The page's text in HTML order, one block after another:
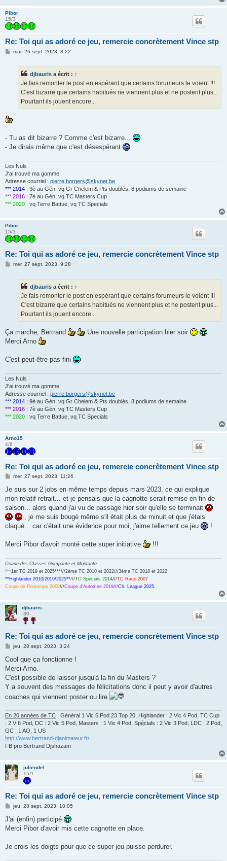
Pibor
15/3
Re: Toi qui as adoré ce jeu, remercie concrètement Vince stp
Mmar. 26 sept. 2023, 8:22
djbauris a écrit : ↑
Je fais remonter le post en espérant que certains forumeurs le voient !!!
C'est bizarre que certains habitués ne viennent plus et ne postent plus...
Pourtant ils jouent encore...
- Tu as dit bizarre ? Comme c'est bizarre...
- Je dirais même que c'est désespérant
Les Nuls
J'ai trouvé ma gomme
Adresse courriel : pierre.borgers@skynet.be
*** 2014 : 9è au Gén, vq Gr Chelem & Pts doublés, 8 podiums de semaine
*** 2016 : 7è au Gén, vq TC Masters Cup
*** 2020 : vq Terre Battue, vq TC Specials
Pibor
15/3
Re: Toi qui as adoré ce jeu, remercie concrètement Vince stp
Mmer. 27 sept. 2023, 9:28
djbauris a écrit : ↑
Je fais remonter le post en espérant que certains forumeurs le voient !!!
C'est bizarre que certains habitués ne viennent plus et ne postent plus...
Pourtant ils jouent encore...
Ça marche, Bertrand
Une nouvelle participation hier soir
Merci Arno
C'est peut-être pas fini
Les Nuls
J'ai trouvé ma gomme
Adresse courriel : pierre.borgers@skynet.be
*** 2014 : 9è au Gén, vq Gr Chelem & Pts doublés, 8 podiums de semaine
*** 2016 : 7è au Gén, vq TC Masters Cup
*** 2020 : vq Terre Battue, vq TC Specials
Arno15
4/6
Re: Toi qui as adoré ce jeu, remercie concrètement Vince stp
M
s
a
g
e
mer. 27 sept. 2023, 11:26
Je suis sur 2 jobs en même temps depuis mars 2023, ce qui explique
mon relatif retrait... et je pensais que la cagnotte serait remise en fin de
saison... alors quand j'ai vu de passage hier soir qu'elle se terminait
, je me suis bougé même s'il était plus de minuit et que j'étais
claqué... car c'était une évidence pour moi, j'aime tellement ce jeu
!
Merci Pibor d'avoir monté cette super initiative !!!
Coach des Classes Grimpante et Montante
***1er TC 2019 et 2025***///2ème TC 2010 et 2022///3ème TC 2018 et 2022
**Highlander 2010/2019/2025**///TC Specials 2014///TC Race 2007
Coupe de Printemps 2008///Coupe d'Automne 2019///Ch. League 2025
djbauris
-30
Re: Toi qui as adoré ce jeu, remercie concrètement Vince stp
M
s
a
g
jeu. 28 sept. 2023, 3:24
Cool que ça fonctionne !
Merci Arno.
C'est possible de laisser jusqu'à la fin du Masters ?
Y a souvent des messages de félicitations donc il peut y avoir d'autres
coaches qui viennent poster ou lire
En 20 années de TC : Général 1 Vic 5 Pod 23 Top 20, Highlander : 2 Vic 4 Pod, TC Cup
: 2 V 6 Pod, DC : 2 Vic 5 Pod, Masters : 1 Vic 4 Pod, Spécials : 2 Vic 3 Pod, LDC : 2 Pod,
GC : 1 AO, 1 US
http://www.bertrand-djanimateur.fr/
FB pro Bertrand Djshazam
juliendel
15/1
Re: Toi qui as adoré ce jeu, remercie concrètement Vince stp
M
s
a
jeu. 28 sept. 2023, 10:05
J'ai (enfin) participé
Merci Pibor d'avoir mis cette cagnotte en place.
Je crois les doigts pour que ce super jeu puisse perdurer.